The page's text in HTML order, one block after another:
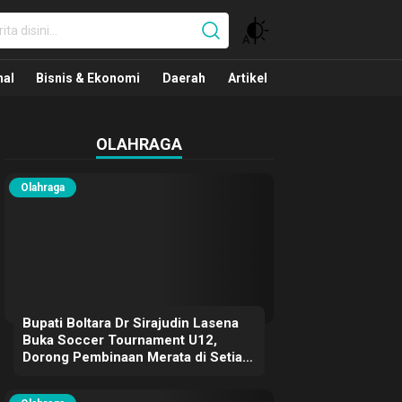
Bisnis & Ekonomi Daerah Artikel
OLAHRAGA
Olahraga
Bupati Boltara Dr Sirajudin Lasena
Buka Soccer Tournament U12,
Dorong Pembinaan Merata di Setiap